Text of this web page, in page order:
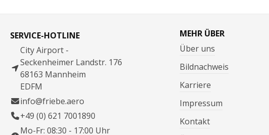
SERVICE-HOTLINE
City Airport -
Seckenheimer Landstr. 176
68163 Mannheim
EDFM
info@friebe.aero
+49 (0) 621 7001890
Mo-Fr: 08:30 - 17:00 Uhr
MEHR ÜBER
Über uns
Bildnachweis
Karriere
Impressum
Kontakt